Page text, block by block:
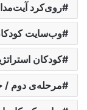
روی‌کرد
وب‌سایت
کودکان
مرحله‌ی دوم / جلسه 19 اتاق کودک